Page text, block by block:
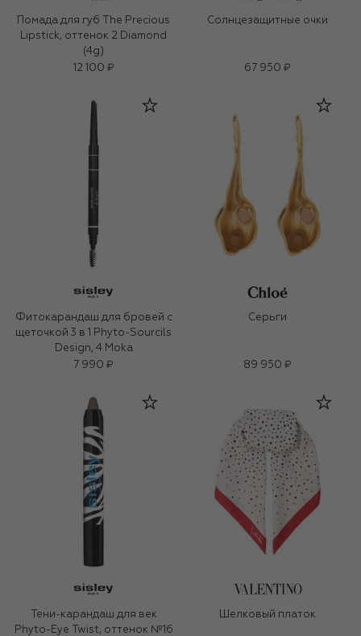
Помада для губ The Precious
Lipstick, оттенок 2 Diamond
(4g)
12 100 ₽
Солнцезащитные очки
67 950 ₽
Фитокарандаш для бровей с
щеточкой 3 в 1 Phyto-Sourcils
Design, 4 Moka
7 990 ₽
Серьги
89 950 ₽
Тени-карандаш для век
Phyto-Eye Twist, оттенок №16
Шелковый платок